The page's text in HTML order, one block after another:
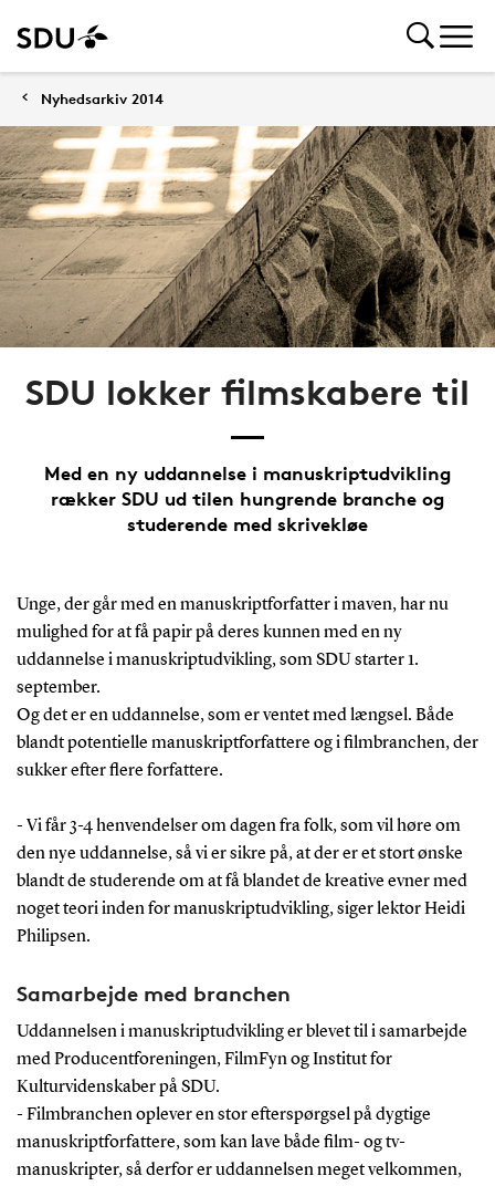
Nyhedsarkiv 2014
SDU lokker filmskabere til
Med en ny uddannelse i manuskriptudvikling
rækker SDU ud tilen hungrende branche og
studerende med skrivekløe
Unge, der går med en manuskriptforfatter i maven, har nu
mulighed for at få papir på deres kunnen med en ny
uddannelse i manuskriptudvikling, som SDU starter 1.
september.
Og det er en uddannelse, som er ventet med længsel. Både
blandt potentielle manuskriptforfattere og i filmbranchen, der
sukker efter flere forfattere.
- Vi får 3-4 henvendelser om dagen fra folk, som vil høre om
den nye uddannelse, så vi er sikre på, at der er et stort ønske
blandt de studerende om at få blandet de kreative evner med
noget teori inden for manuskriptudvikling, siger lektor Heidi
Philipsen.
Samarbejde med branchen
Uddannelsen i manuskriptudvikling er blevet til i samarbejde
med Producentforeningen, FilmFyn og Institut for
Kulturvidenskaber på SDU.
- Filmbranchen oplever en stor efterspørgsel på dygtige
manuskriptforfattere, som kan lave både film- og tv-
manuskripter, så derfor er uddannelsen meget velkommen,